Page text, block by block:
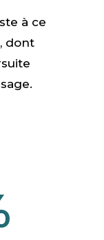
à ce
, dont